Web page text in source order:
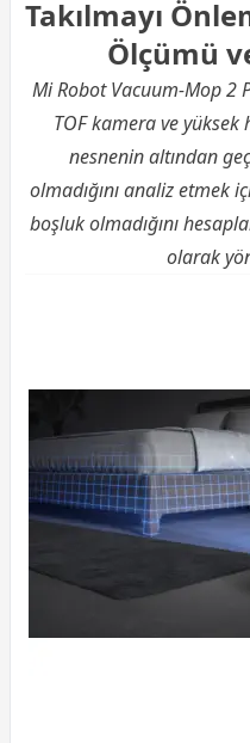
Takılmayı
Ölçümü
Mi Robot Vacuum-Mop 2
TOF kamera ve yüksek
nesnenin altından
olmadığını analiz etmek
boşluk olmadığını
olarak